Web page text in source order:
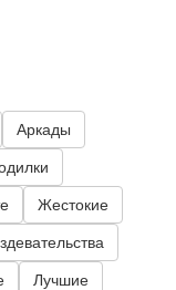
Аркады
Жестокие
Лучшие